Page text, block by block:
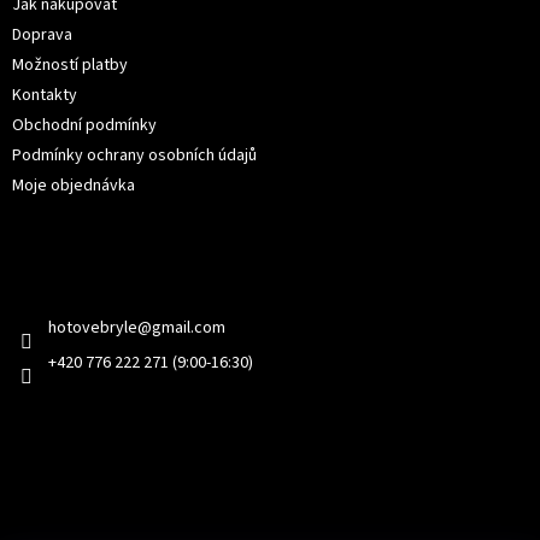
Jak nakupovat
Doprava
Možností platby
Kontakty
Obchodní podmínky
Podmínky ochrany osobních údajů
Moje objednávka
hotovebryle@gmail.com
+420 776 222 271 (9:00-16:30)